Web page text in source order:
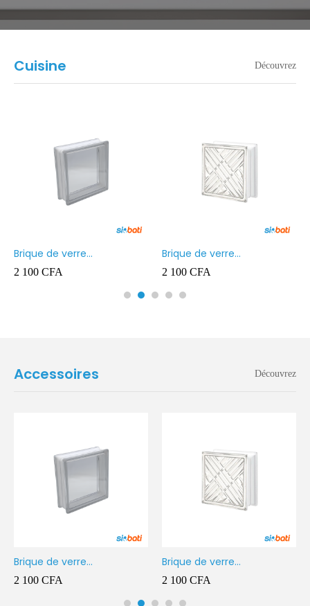
Cuisine Découvrez
Brique de verre
190X190X80MM Transparent
2 100 CFA
Brique de verre
190X190X80MM CROSS
2 100 CFA
Accessoires Découvrez
Brique de verre
190X190X80MM Transparent
2 100 CFA
Brique de verre
190X190X80MM CROSS
2 100 CFA